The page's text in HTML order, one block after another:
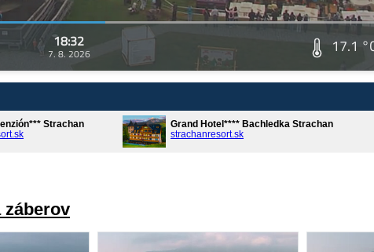
18:32
7. 8. 2026 17.1
Strachan
Grand Hotel**** Bachledka Strachan
strachanresort.sk
záberov